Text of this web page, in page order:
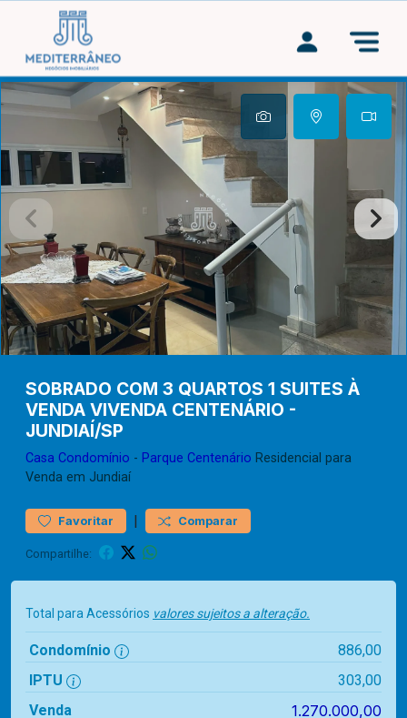
SOBRADO COM 3 QUARTOS 1 SUITES À
VENDA VIVENDA CENTENÁRIO -
JUNDIAÍ/SP
Casa Condomínio - Parque Centenário Residencial para
Venda em Jundiaí
Favoritar | Comparar
Compartilhe:
Total para Acessórios valores sujeitos a alteração.
Condomínio
886,00
IPTU
303,00
Venda
1.270.000,00